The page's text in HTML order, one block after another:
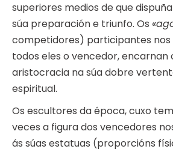
superiores medios de que
súa preparación e triunfo. Os
competidores) participantes nos
todos eles o vencedor, encarnan
aristocracia na súa dobre
espiritual.
Os escultores da época, cuxo
veces a figura dos vencedores
ás súas estatuas (proporcións